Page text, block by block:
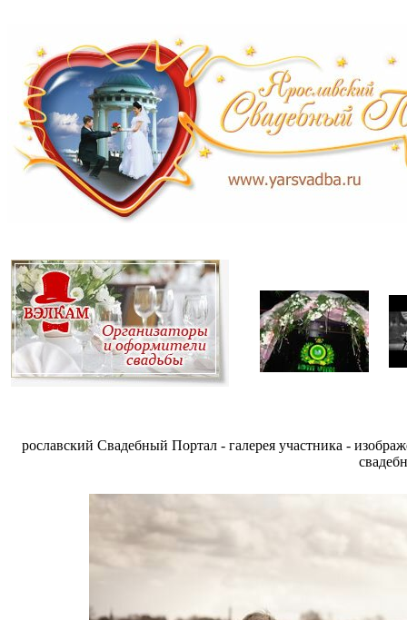
рославский Свадебный Портал - галерея участника -